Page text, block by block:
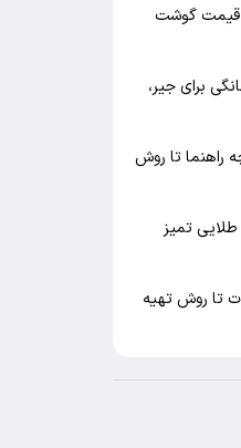
قیمت گوشت
برای جیر،
راهنما تا روش
تمیز
تا روش تهیه